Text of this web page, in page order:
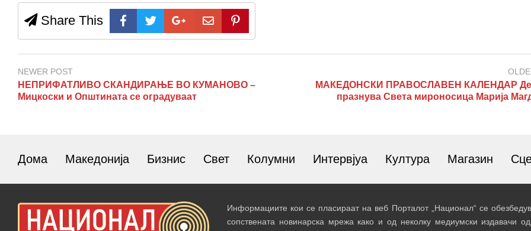
Share This
NEWER POST
НЕПРИФАТЛИВО СКАНДИРАЊЕ ВО КУМАНОВО –
Мицкоски и Општината се оградуваат
МАКЕДОНСКИ ПРАВОСЛАВЕН КАЛЕНДАР
празнува Света мироносица Марија
Дома Македонија Бизнис Свет Колумни Интервјуа Култура Магазин
Информациите кои се пласираат на веб Порталот „Национал“ се
сопствената новинарска мрежа како и од неколку медиумски издавачи